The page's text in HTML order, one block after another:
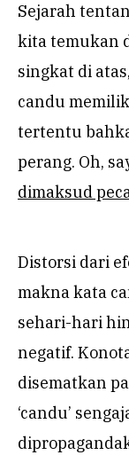
Sejarah
kita temukan
singkat di
candu
tertentu
perang. Oh,
dimaksud
Distorsi dari
makna kata
sehari-hari
negatif.
disematkan
‘candu’